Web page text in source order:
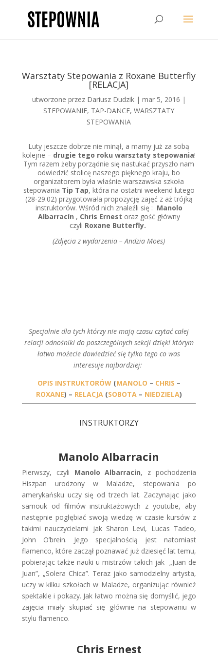
Warsztaty Stepowania z Roxane Butterfly
[RELACJA]
utworzone przez Dariusz Dudzik| mar 5, 2016 |
STEPOWANIE, TAP-DANCE,WARSZTATY
STEPOWANIA
Luty jeszcze dobrze nie minął, a mamy już za sobą
kolejne – drugie tego roku warsztaty stepowania!
Tym razem żeby porządnie się nastukać przyszło nam
odwiedzić stolicę naszego pięknego kraju, bo
organizatorem była właśnie warszawska szkoła
stepowania Tip Tap, która na ostatni weekend lutego
(28-29.02) przygotowała propozycję zajęć z aż trójką
instruktorów. Wśród nich znaleźli się : Manolo
Albarracín , Chris Ernest oraz gość główny
czyli Roxane Butterfly.
(Zdjęcia z wydarzenia – Andzia Moes)
Specjalnie dla tych którzy nie mają czasu czytać całej
relacji odnośniki do poszczególnych sekcji dzięki którym
łatwo możecie dowiedzieć się tylko tego co was
interesuje najbardziej:
OPIS INSTRUKTORÓW(MANOLO – CHRIS –
ROXANE) – RELACJA(SOBOTA– NIEDZIELA)
INSTRUKTORZY
Manolo Albarracin
Pierwszy, czyli Manolo Albarracin, z pochodzenia
Hiszpan urodzony w Maladze, stepowania po
amerykańsku uczy się od trzech lat. Zaczynając jako
samouk od filmów instruktażowych z youtube, aby
następnie pogłębiać swoją wiedzę w czasie kursów z
takimi nauczycielami jak Sharon Levi, Lucas Tadeo,
John O’brein. Jego specjalnością jest natomiast
flamenco, które zaczął poznawać już dziesięć lat temu,
pobierając także nauki u mistrzów takich jak „Juan de
Juan”, „Solera Chica”. Teraz jako samodzielny artysta,
uczy w kilku szkołach w Maladze, organizując również
spektakle i pokazy. Jak łatwo można się domyślić, jego
zajęcia miały skupiać się głównie na stepowaniu w
stylu flamenco.
Chris Ernest